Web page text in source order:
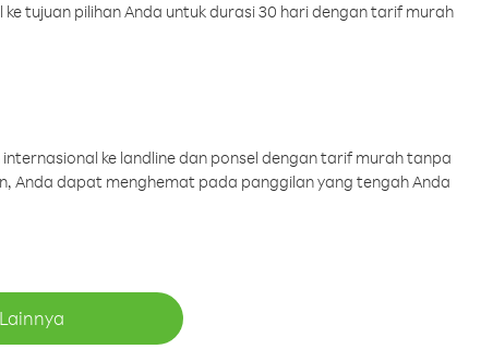
tujuan pilihan Anda untuk durasi 30 hari dengan tarif murah
ke landline dan ponsel dengan tarif murah tanpa
Anda dapat menghemat pada panggilan yang tengah Anda